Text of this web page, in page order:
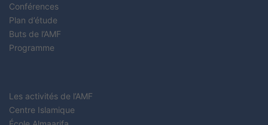
Conférences
Plan d’étude
Buts de l’AMF
Programme
Les activités de l’AMF
Centre Islamique